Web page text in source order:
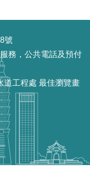
號
服務，公共電話及預付
道工程處 最佳瀏覽畫